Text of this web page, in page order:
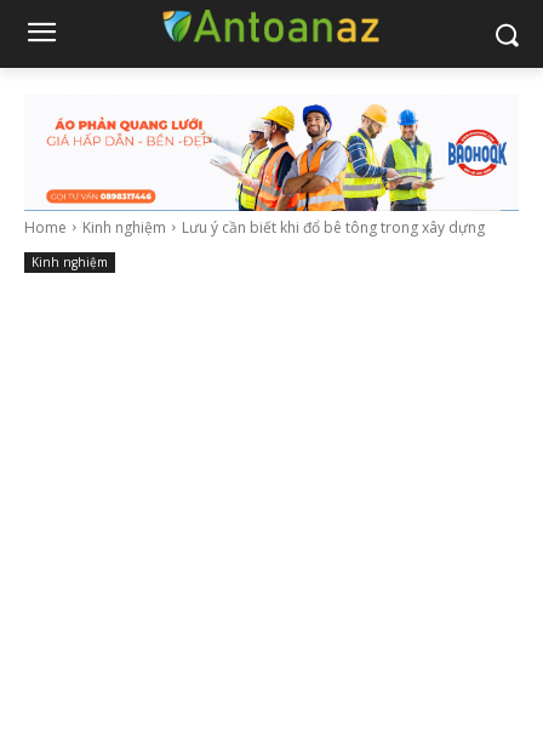
Home Kinh nghiệm Lưu ý cần biết khi đổ bê tông trong xây dựng
Kinh nghiệm